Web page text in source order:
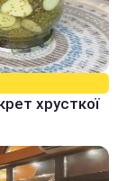
хрусткої